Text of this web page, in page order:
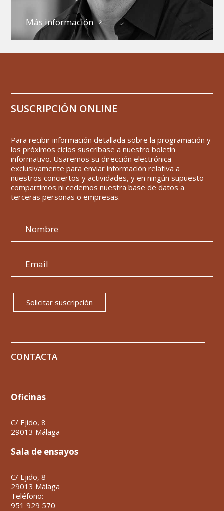
Más información
SUSCRIPCIÓN ONLINE
Para recibir información detallada sobre la programación y
los próximos ciclos suscríbase a nuestro boletín
informativo. Usaremos su dirección electrónica
exclusivamente para enviar información relativa a
nuestros conciertos y actividades, y en ningún supuesto
compartimos ni cedemos nuestra base de datos a
terceras personas o empresas.
Solicitar suscripción
CONTACTA
Oficinas
C/ Ejido, 8
29013 Málaga
Sala de ensayos
C/ Ejido, 8
29013 Málaga
Teléfono:
951 929 570